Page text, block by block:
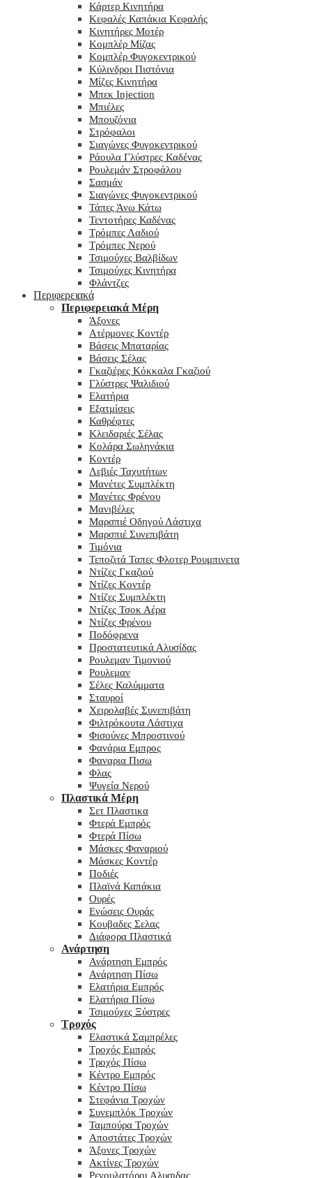
Κάρτερ Κινητήρα
Κεφαλές Καπάκια Κεφαλής
Κινητήρες Μοτέρ
Κομπλέρ Μίζας
Κομπλέρ Φυγοκεντρικού
Κύλινδροι Πιστόνια
Μίζες Κινητήρα
Μπεκ Injection
Μπιέλες
Μπουζόνια
Στρόφαλοι
Σιαγώνες Φυγοκεντρικού
Ράουλα Γλύστρες Καδένας
Ρουλεμάν Στροφάλου
Σασμάν
Σιαγώνες Φυγοκεντρικού
Τάπες Άνω Κάτω
Τεντοτήρες Καδένας
Τρόμπες Λαδιού
Τρόμπες Νερού
Τσιμούχες Βαλβίδων
Τσιμούχες Κινητήρα
Φλάντζες
Περιφερειακά
Περιφερειακά Μέρη
Άξονες
Ατέρμονες Κοντέρ
Βάσεις Μπαταρίας
Βάσεις Σέλας
Γκαζιέρες Κόκκαλα Γκαζιού
Γλύστρες Ψαλιδιού
Ελατήρια
Εξατμίσεις
Καθρέφτες
Κλειδαριές Σέλας
Κολάρα Σωληνάκια
Κοντέρ
Λεβιές Ταχυτήτων
Μανέτες Συμπλέκτη
Μανέτες Φρένου
Μανιβέλες
Μαρσπιέ Οδηγού Λάστιχα
Μαρσπιέ Συνεπιβάτη
Τιμόνια
Τεποζιτά Ταπες Φλοτερ Ρουμπινετα
Ντίζες Γκαζιού
Ντίζες Κοντέρ
Ντίζες Συμπλέκτη
Ντίζες Τσοκ Αέρα
Ντίζες Φρένου
Ποδόφρενα
Προστατευτικά Αλυσίδας
Ρουλεμαν Τιμονιού
Ρουλεμαν
Σέλες Καλύμματα
Σταυροί
Χειρολαβές Συνεπιβάτη
Φιλτρόκουτα Λάστιχα
Φισούνες Μπροστινού
Φανάρια Εμπρος
Φαναρια Πισω
Φλας
Ψυγεία Νερού
Πλαστικά Μέρη
Σετ Πλαστικα
Φτερά Εμπρός
Φτερά Πίσω
Μάσκες Φαναριού
Μάσκες Κοντέρ
Ποδιές
Πλαϊνά Καπάκια
Ουρές
Ενώσεις Ουράς
Κουβαδες Σελας
Διάφορα Πλαστικά
Ανάρτηση
Ανάρτηση Εμπρός
Ανάρτηση Πίσω
Ελατήρια Εμπρός
Ελατήρια Πίσω
Τσιμούχες Ξύστρες
Τροχός
Ελαστικά Σαμπρέλες
Τροχός Εμπρός
Τροχός Πίσω
Κέντρο Εμπρός
Κέντρο Πίσω
Στεφάνια Τροχών
Συνεμπλόκ Τροχών
Ταμπούρα Τροχών
Αποστάτες Τροχών
Άξονες Τροχών
Ακτίνες Τροχών
Ρεγουλατόροι Αλυσιδας